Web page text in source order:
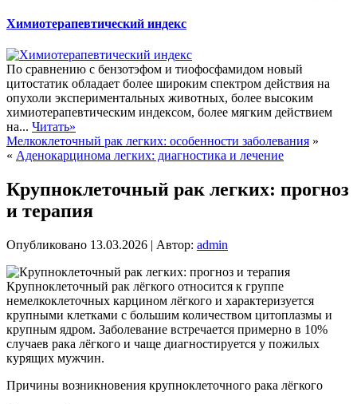
Химиотерапевтический индекс
По сравнению с бензотэфом и тиофосфамидом новый
цитостатик обладает более широким спектром действия на
опухоли экспериментальных животных, более высоким
химиотерапевтическим индексом, более мягким действием
на... Читать»
Мелкоклеточный рак легких: особенности заболевания »
« Аденокарцинома легких: диагностика и лечение
Крупноклеточный рак легких: прогноз
и терапия
Опубликовано 13.03.2026 | Автор: admin
Крупноклеточный рак лёгкого относится к группе
немелкоклеточных карцином лёгкого и характеризуется
крупными клетками с большим количеством цитоплазмы и
крупным ядром. Заболевание встречается примерно в 10%
случаев рака лёгкого и чаще диагностируется у пожилых
курящих мужчин.
Причины возникновения крупноклеточного рака лёгкого